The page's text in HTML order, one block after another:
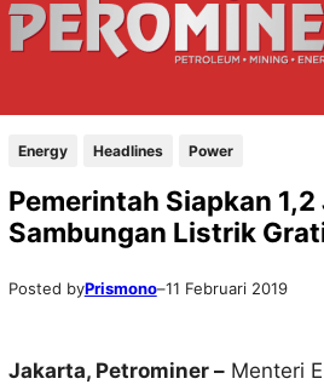
Energy Headlines Power
Pemerintah Siapkan
Sambungan Listrik
Posted byPrismono–11 Februari 2019
Jakarta, Petrominer –Menteri